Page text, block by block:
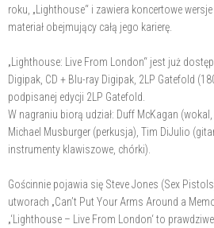
roku, „Lighthouse“ i zawiera koncertowe
materiał obejmujący całą jego karierę.
„Lighthouse: Live From London“ jest już
Digipak, CD + Blu-ray Digipak, 2LP Gatefold
podpisanej edycji 2LP Gatefold.
W nagraniu biorą udział: Duff McKagan
Michael Musburger (perkusja), Tim DiJulio
instrumenty klawiszowe, chórki).
Gościnnie pojawia się Steve Jones (Sex
utworach „Can’t Put Your Arms Around a
„‘Lighthouse – Live From London‘ to